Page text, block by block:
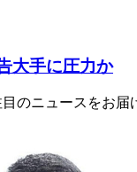
大手に圧力か
のニュースをお届